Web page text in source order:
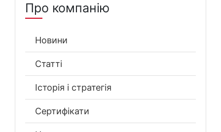
Про компанію
Новини
Статті
Історія і стратегія
Сертифікати